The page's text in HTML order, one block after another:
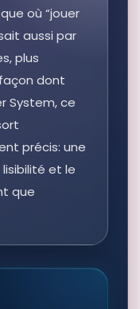
où “jouer
aussi par
plus
dont
System, ce
précis: une
et le
que